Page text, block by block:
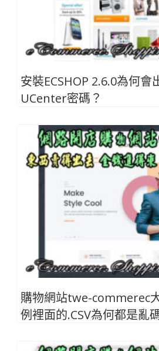
安裝ECSHOP 2.6.0為何會
UCenter密碼？
購物網站twe-commerec
例裡面的.CSV為何都是亂